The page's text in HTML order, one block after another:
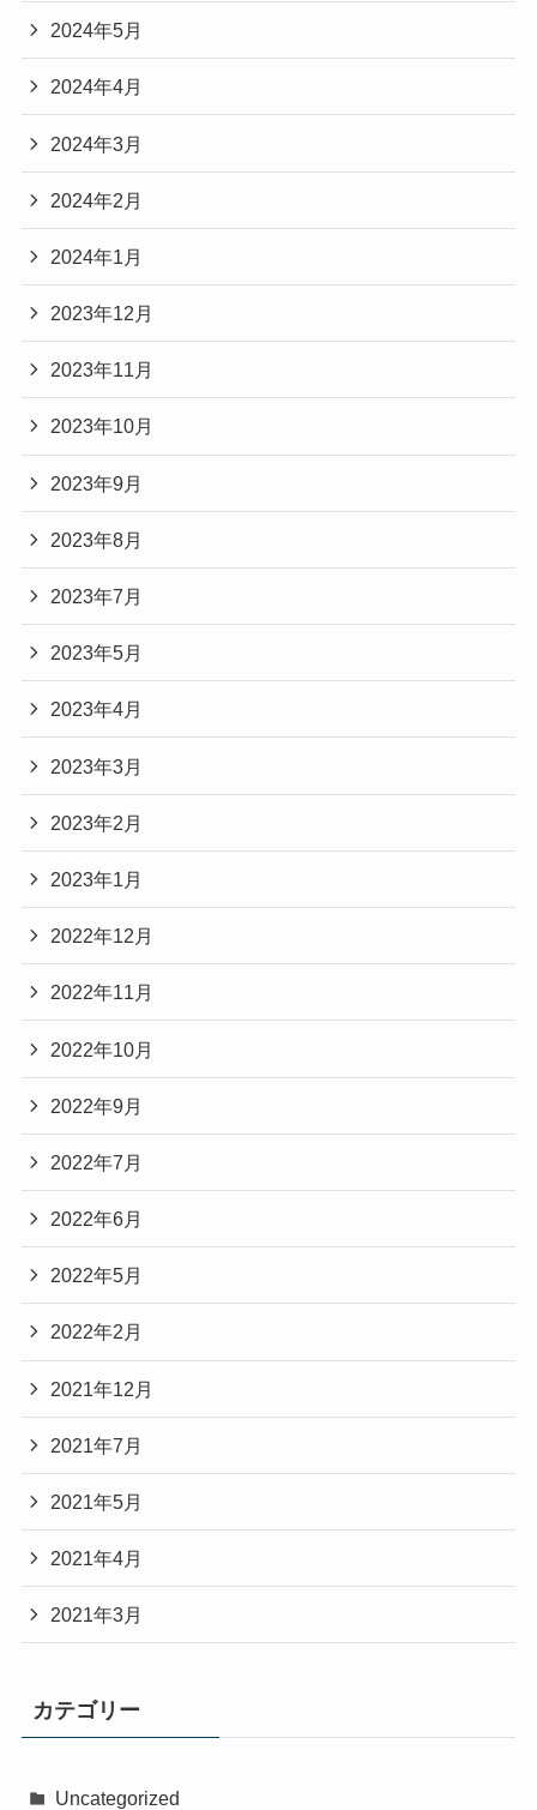
2024年5月
2024年4月
2024年3月
2024年2月
2024年1月
2023年12月
2023年11月
2023年10月
2023年9月
2023年8月
2023年7月
2023年5月
2023年4月
2023年3月
2023年2月
2023年1月
2022年12月
2022年11月
2022年10月
2022年9月
2022年7月
2022年6月
2022年5月
2022年2月
2021年12月
2021年7月
2021年5月
2021年4月
2021年3月
カテゴリー
Uncategorized